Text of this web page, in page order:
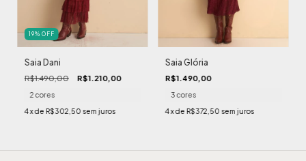
19% OFF
Saia Dani
R$1.490,00 R$1.210,00
2 cores
4x de R$302,50 sem juros
Saia Glória
R$1.490,00
3 cores
4x de R$372,50 sem juros